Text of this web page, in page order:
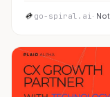
go-spiral.ai·